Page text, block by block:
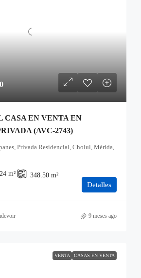
CASA EN VENTA EN
(AVC-2743)
Privada Residencial, Cholul, Mérida,
m² 348.50 m²
Detalles
9 meses ago
VENTA CASAS EN VENTA